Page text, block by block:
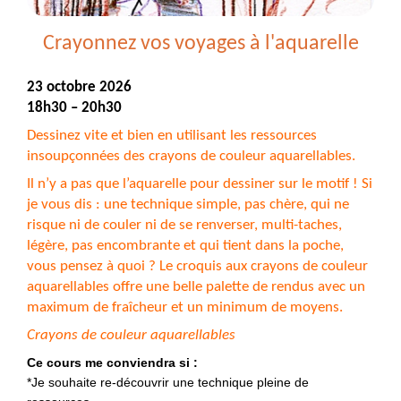
octobre
2026
Crayonnez vos voyages à l'aquarelle
23 octobre 2026
18h30 – 20h30
Dessinez vite et bien en utilisant les ressources
insoupçonnées des crayons de couleur aquarellables.
Il n’y a pas que l’aquarelle pour dessiner sur le motif ! Si
je vous dis : une technique simple, pas chère, qui ne
risque ni de couler ni de se renverser, multi-taches,
légère, pas encombrante et qui tient dans la poche,
vous pensez à quoi ? Le croquis aux crayons de couleur
aquarellables offre une belle palette de rendus avec un
maximum de fraîcheur et un minimum de moyens.
Crayons de couleur aquarellables
Ce cours me conviendra si :
*Je souhaite re-découvrir une technique pleine de